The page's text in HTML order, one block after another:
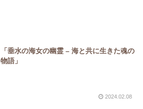
「垂水の海女の幽霊 – 海と共に生きた魂の
物語」
2024.02.08